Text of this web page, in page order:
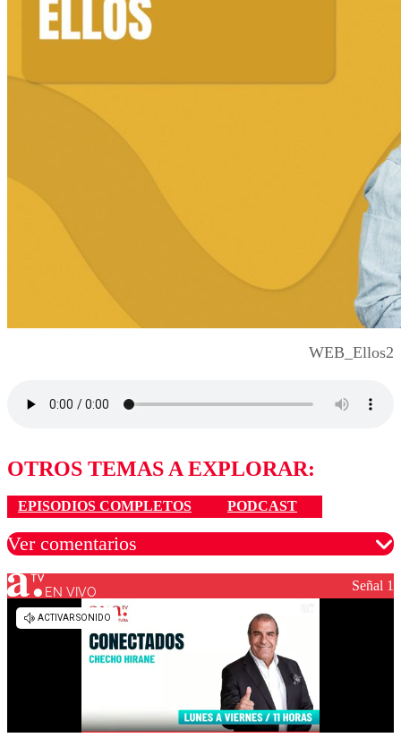
WEB_Ellos2
OTROS TEMAS A EXPLORAR:
EPISODIOS COMPLETOS PODCAST
Ver comentarios
Los comentarios son moderados para garantizar un
diálogo respetuoso.
EN VIVO Señal 1